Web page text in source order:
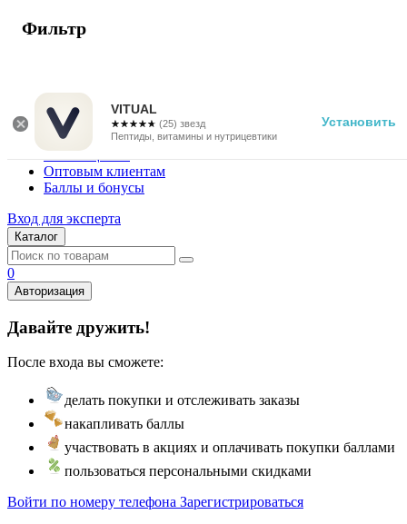
VITUAL
☆☆☆☆☆
★★★★★ (25) звезд
Пептиды, витамины и нутрицевтики
Установить
г. Москва
Vitual Peptide
+7 (800) 101-13-25
Специалистам
Поставщикам
Оптовым клиентам
Баллы и бонусы
Вход для эксперта
Каталог
0
Авторизация
Давайте дружить!
После входа вы сможете:
делать покупки и отслеживать заказы
накапливать баллы
участвовать в акциях и оплачивать покупки баллами
пользоваться персональными скидками
Войти по номеру телефона Зарегистрироваться
Фильтр